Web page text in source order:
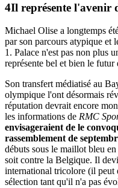
Il représente l'avenir
Michael Olise a longtemps
par son parcours atypique et
1. Palace n'est pas non plus
représente bel et bien le futur
Son transfert médiatisé au
olympique l'ont désormais
réputation devrait encore
les informations de RMC
envisageraient de le
rassemblement de
débuts sous le maillot bleu
soit contre la Belgique. Il
international tricolore (il peut
sélection tant qu'il n'a pas